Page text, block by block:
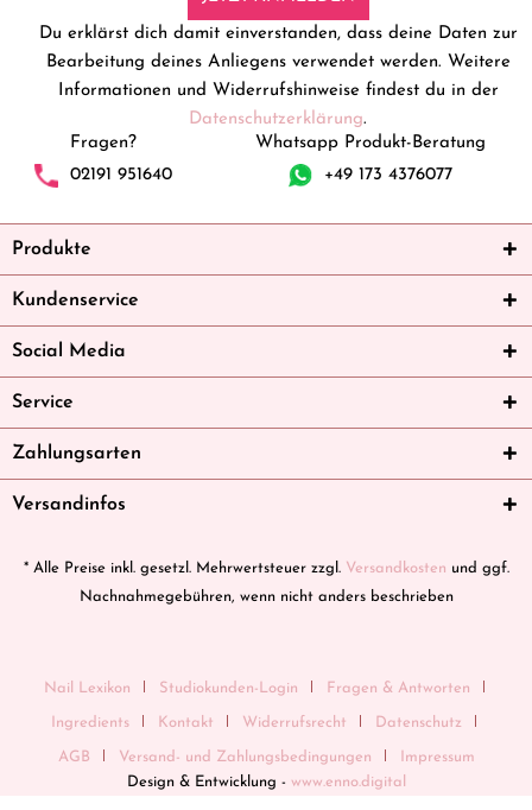
Du erklärst dich damit einverstanden, dass deine Daten zur
Bearbeitung deines Anliegens verwendet werden. Weitere
Informationen und Widerrufshinweise findest du in der
Datenschutzerklärung.
Fragen?
02191 951640
Whatsapp Produkt-Beratung
+49 173 4376077
Produkte
Kundenservice
Social Media
Service
Zahlungsarten
Versandinfos
* Alle Preise inkl. gesetzl. Mehrwertsteuer zzgl. Versandkosten und ggf.
Nachnahmegebühren, wenn nicht anders beschrieben
Nail Lexikon Studiokunden-Login Fragen & Antworten
Ingredients Kontakt Widerrufsrecht Datenschutz
AGB Versand- und Zahlungsbedingungen
Impressum
Design & Entwicklung - www.enno.digital